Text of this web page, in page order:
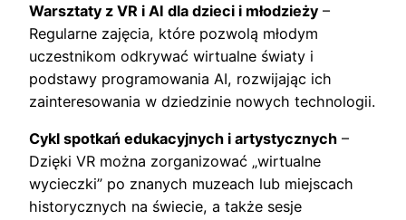
Warsztaty z VR i AI dla dzieci i młodzieży –
Regularne zajęcia, które pozwolą młodym
uczestnikom odkrywać wirtualne światy i
podstawy programowania AI, rozwijając ich
zainteresowania w dziedzinie nowych technologii.
Cykl spotkań edukacyjnych i artystycznych –
Dzięki VR można zorganizować „wirtualne
wycieczki” po znanych muzeach lub miejscach
historycznych na świecie, a także sesje